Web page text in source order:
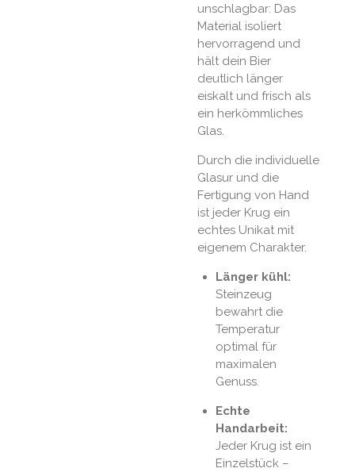
unschlagbar: Das
Material isoliert
hervorragend und
hält dein Bier
deutlich länger
eiskalt und frisch als
ein herkömmliches
Glas.
Durch die individuelle
Glasur und die
Fertigung von Hand
ist jeder Krug ein
echtes Unikat mit
eigenem Charakter.
Länger kühl:
Steinzeug
bewahrt die
Temperatur
optimal für
maximalen
Genuss.
Echte
Handarbeit:
Jeder Krug ist ein
Einzelstück –